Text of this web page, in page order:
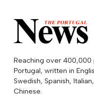
Reaching over
Portugal, written in
Swedish, Spanish,
Chinese.